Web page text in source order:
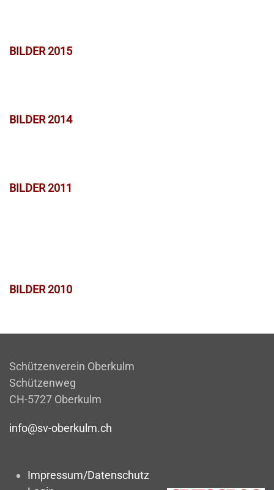
BILDER 2015
BILDER 2014
BILDER 2011
BILDER 2010
Schützenverein Oberkulm
Schützenweg
CH-5727 Oberkulm
info@sv-oberkulm.ch
Impressum/Datenschutz